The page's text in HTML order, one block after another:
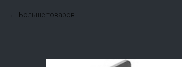
Больше товаров